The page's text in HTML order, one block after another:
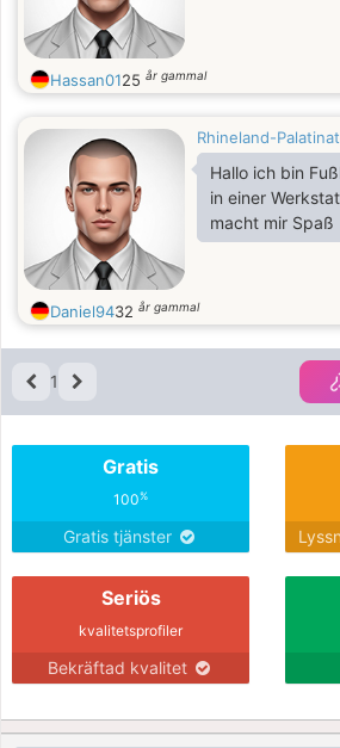
Hassan0125 år gammal
Rhineland-
Hallo ich bin
in einer
macht mir Spaß
Daniel9432 år gammal
1
Gratis
100%
Gratis tjänster
Seriös
kvalitetsprofiler
Bekräftad kvalitet